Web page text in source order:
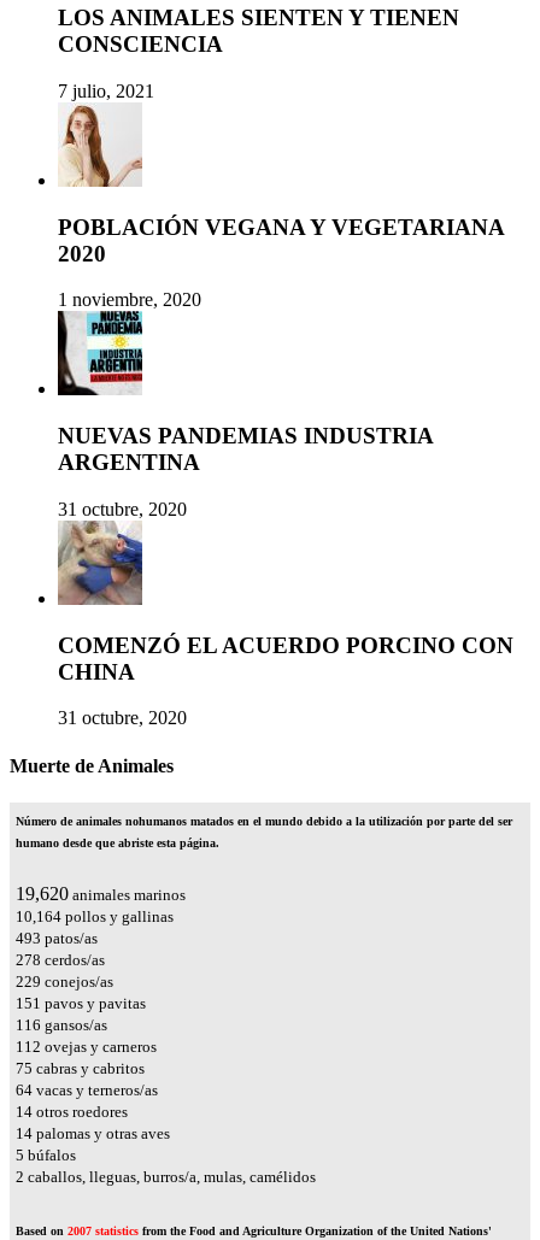
LOS ANIMALES SIENTEN Y TIENEN
CONSCIENCIA
7 julio, 2021
POBLACIÓN VEGANA Y VEGETARIANA
2020
1 noviembre, 2020
NUEVAS PANDEMIAS INDUSTRIA
ARGENTINA
31 octubre, 2020
COMENZÓ EL ACUERDO PORCINO CON
CHINA
31 octubre, 2020
Muerte de Animales
Número de animales nohumanos matados en el mundo debido a la utilización por parte del ser
humano desde que abriste esta página.
23,188 animales marinos
12,012 pollos y gallinas
583 patos/as
329 cerdos/as
271 conejos/as
178 pavos y pavitas
137 gansos/as
133 ovejas y carneros
89 cabras y cabritos
75 vacas y terneros/as
17 otros roedores
16 palomas y otras aves
6 búfalos
2 caballos, lleguas, burros/a, mulas, camélidos
Based on 2007 statistics from the Food and Agriculture Organization of the United Nations'